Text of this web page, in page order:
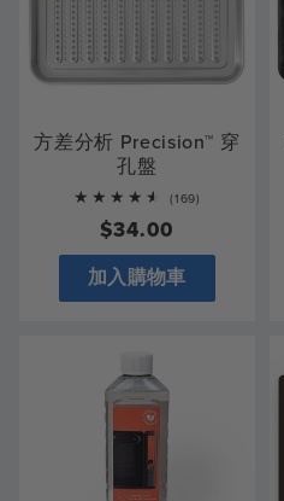
方差分析 Precision™ 穿
孔盤
(169)
常
規
價
$34.00
加入購物車